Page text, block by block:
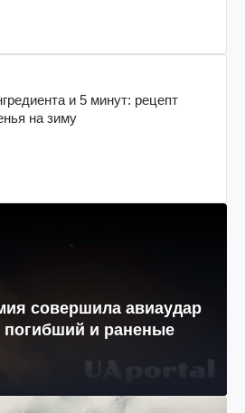
и 5 минут: рецепт
на зиму
совершила авиаудар
погибший и раненые